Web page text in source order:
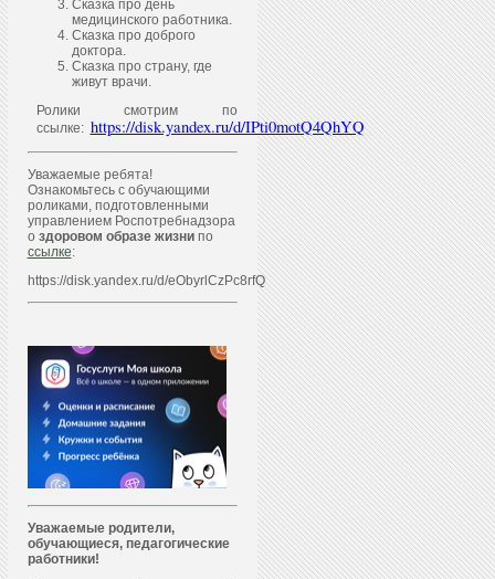
Сказка про день
медицинского работника.
Сказка про доброго
доктора.
Сказка про страну, где
живут врачи.
Ролики смотрим по
ссылке: https://disk.yandex.ru/d/IPti0motQ4QhYQ
Уважаемые ребята!
Ознакомьтесь с обучающими
роликами, подготовленными
управлением Роспотребнадзора
о здоровом образе жизнипо
ссылке:
https://disk.yandex.ru/d/eObyrlCzPc8rfQ
Уважаемые родители,
обучающиеся, педагогические
работники!